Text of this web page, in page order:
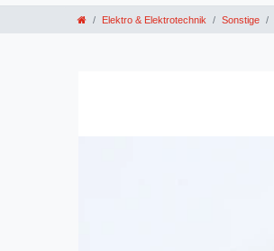
Elektro & Elektrotechnik Sonstige